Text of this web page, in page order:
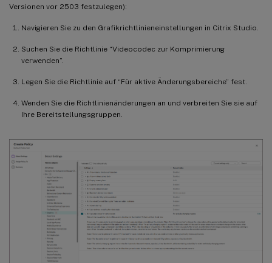
Versionen vor 2503 festzulegen):
Navigieren Sie zu den Grafikrichtlinieneinstellungen in Citrix Studio.
Suchen Sie die Richtlinie “Videocodec zur Komprimierung
verwenden”.
Legen Sie die Richtlinie auf “Für aktive Änderungsbereiche” fest.
Wenden Sie die Richtlinienänderungen an und verbreiten Sie sie auf
Ihre Bereitstellungsgruppen.